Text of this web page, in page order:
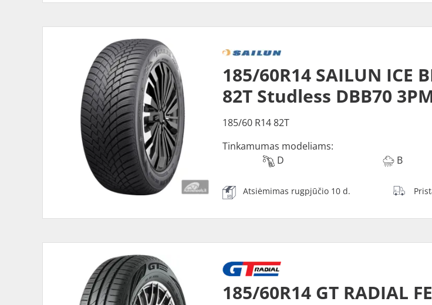
185/60R14 SAILUN ICE
82T Studless DBB70
185/60 R14 82T
Tinkamumas modeliams:
D
B
Atsiėmimas rugpjūčio 10 d.
185/60R14 GT RADIAL